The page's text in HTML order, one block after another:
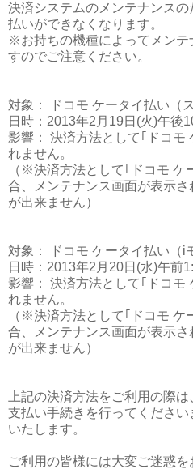
決済システムのメンテナンス
払いができなくなります。
※お持ちの機種によってメンテ
すのでご注意ください。
対象： ドコモ ケータイ払い（
日時：2013年2月19日(火)午後
影響： 決済方法として｢ドコモ
れません。
（※決済方法として｢ドコモ ケ
合、メンテナンス画面が表示
が出来ません）
対象： ドコモ ケータイ払い（i
日時：2013年2月20日(水)午前
影響： 決済方法として｢ドコモ
れません。
（※決済方法として｢ドコモ ケ
合、メンテナンス画面が表示
が出来ません）
上記の決済方法をご利用の際
支払い手続きを行ってくださ
いたします。
ご利用の皆様には大変ご迷惑